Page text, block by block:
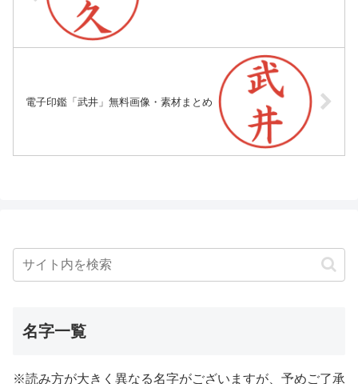
電子印鑑「武井」無料画像・素材まとめ
名字一覧
※読み方が大きく異なる名字がございますが、予めご了承